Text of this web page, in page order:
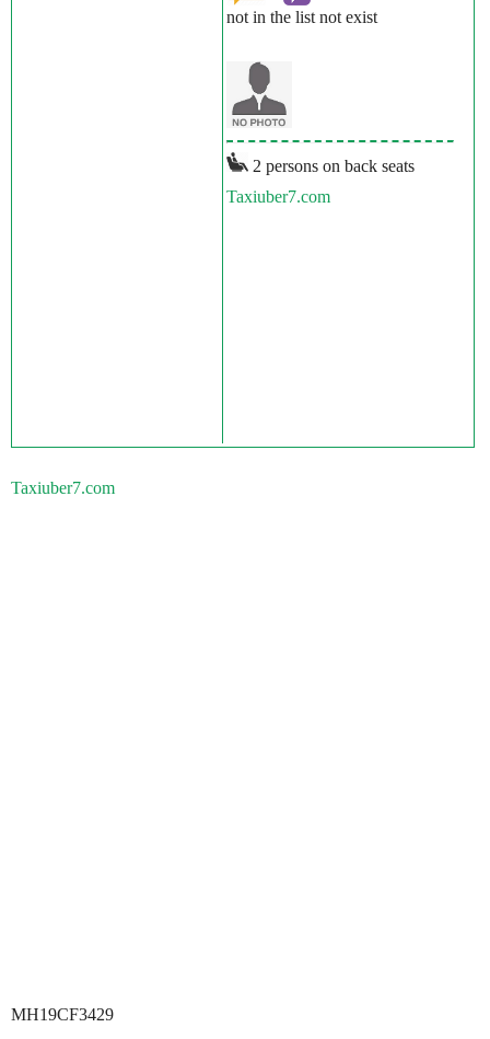
not in the list not exist
2 persons on back seats
Taxiuber7.com
Taxiuber7.com
MH19CF3429